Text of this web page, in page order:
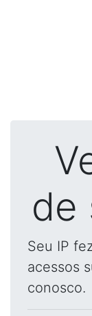
de
Seu IP
acessos
conosco.